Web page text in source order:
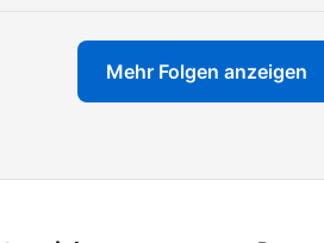
Mehr Folgen anzeigen